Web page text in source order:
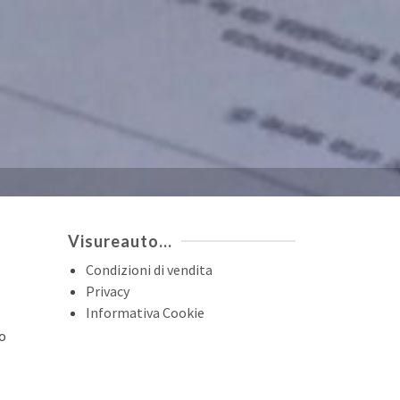
Visureauto…
Condizioni di vendita
Privacy
Informativa Cookie